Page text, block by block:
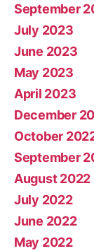
September
July 2023
June 2023
May 2023
April 2023
December
October
September
August 2022
July 2022
June 2022
May 2022